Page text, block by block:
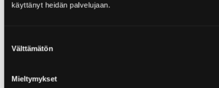
käyttänyt heidän palvelujaan.
valinta
Välttämätön
Mieltymykset